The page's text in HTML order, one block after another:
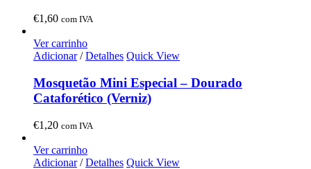
€1,60 com IVA
Ver carrinho
Adicionar/ Detalhes Quick View
Mosquetão Mini Especial – Dourado
Cataforético (Verniz)
€1,20 com IVA
Ver carrinho
Adicionar/ Detalhes Quick View